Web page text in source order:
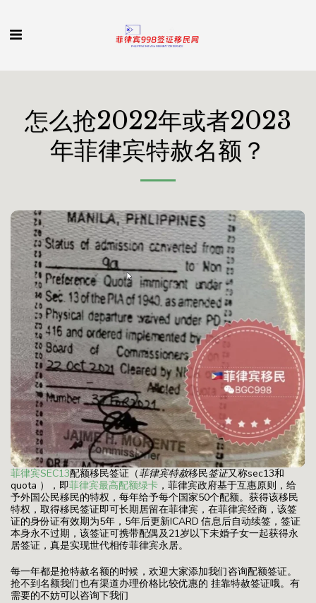
怎么抢2022年或者2023
年菲律宾特赦名额？
菲律宾SEC13配额移民签证（菲律宾特赦移民签证又称sec13和
quota ），即菲律宾最高配额绿卡 ，菲律宾政府基于互惠原则，给
予外国公民移民的特权，每年给予每个国家50个配额。获得该移民
特权，取得移民签证即可长期居留在菲律宾，在菲律宾经商，该签
证的身份证有效期为5年，5年后更新ICARD 信息后自动续签，签证
本身永不过期，该签证可携带配偶及21岁以下未婚子女一起获得永
居签证，真是实现世代相传菲律宾永居。
每一年都是抢特赦名额的时候，欢迎大家添加我们咨询配额签证。
抢不到名额我们也有渠道办理价格比较优惠的 挂靠特赦签证哦。有
需要的不妨可以咨询下我们